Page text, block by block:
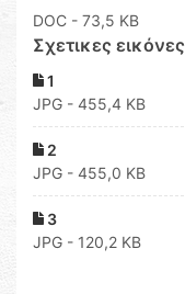
DOC - 73,5 KB
Σχετικες εικόνες
1
JPG - 455,4 KB
2
JPG - 455,0 KB
3
JPG - 120,2 KB